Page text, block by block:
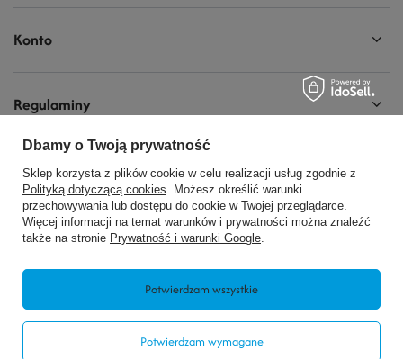
Konto
Regulaminy
Social Media
728440077 biuro@modelarnia.pl
Armii Krajowej 20/9,26-200Końskie
Dbamy o Twoją prywatność
Sklep korzysta z plików cookie w celu realizacji usług zgodnie z
Polityką dotyczącą cookies. Możesz określić warunki
przechowywania lub dostępu do cookie w Twojej przeglądarce.
Więcej informacji na temat warunków i prywatności można znaleźć
także na stronie Prywatność i warunki Google.
Potwierdzam wymagane
Potwierdzam wszystkie